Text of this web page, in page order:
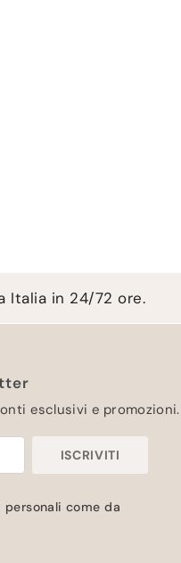
Italia in 24/72 ore.
esclusivi e promozioni.
ISCRIVITI
come da